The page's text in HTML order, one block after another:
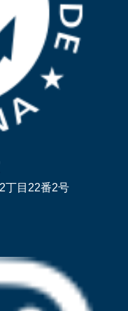
丁目22番2号